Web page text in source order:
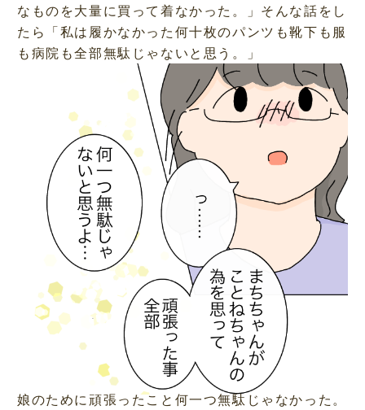
なものを大量に買って着なかった。」そんな話をし
たら「私は履かなかった何十枚のパンツも靴下も服
も病院も全部無駄じゃないと思う。」
娘のために頑張ったこと何一つ無駄じゃなかった。